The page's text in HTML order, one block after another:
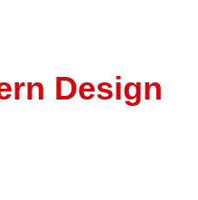
Design